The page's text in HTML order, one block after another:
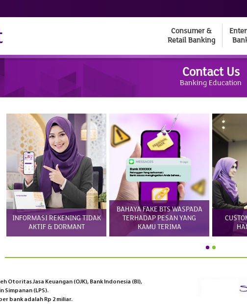
Consumer &
Retail Banking
Contact Us
Banking Education
INFORMASI REKENING TIDAK
AKTIF & DORMANT
BAHAYA FAKE BTS WASPADA
TERHADAP PESAN YANG
KAMU TERIMA
Otoritas Jasa Keuangan (OJK), Bank Indonesia (BI),
Simpanan (LPS).
bank adalah Rp 2 miliar.